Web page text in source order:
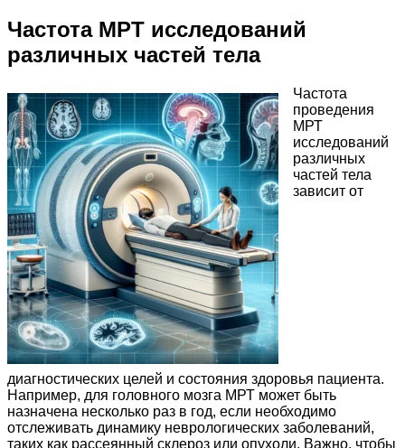
Частота МРТ исследований
различных частей тела
Частота
проведения
МРТ
исследований
различных
частей тела
зависит от
диагностических целей и состояния здоровья пациента.
Например, для головного мозга МРТ может быть
назначена несколько раз в год, если необходимо
отслеживать динамику неврологических заболеваний,
таких как рассеянный склероз или опухоли. Важно, чтобы